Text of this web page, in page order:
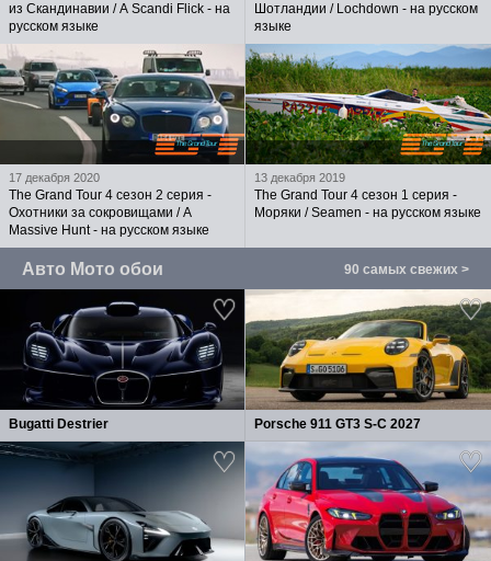
из Скандинавии / A Scandi Flick - на
русском языке
Шотландии / Lochdown - на русском
языке
17 декабря 2020
The Grand Tour 4 сезон 2 серия -
Охотники за сокровищами / A
Massive Hunt - на русском языке
13 декабря 2019
The Grand Tour 4 сезон 1 серия -
Моряки / Seamen - на русском языке
Авто Мото обои 90 самых свежих >
Bugatti Destrier Porsche 911 GT3 S-C 2027